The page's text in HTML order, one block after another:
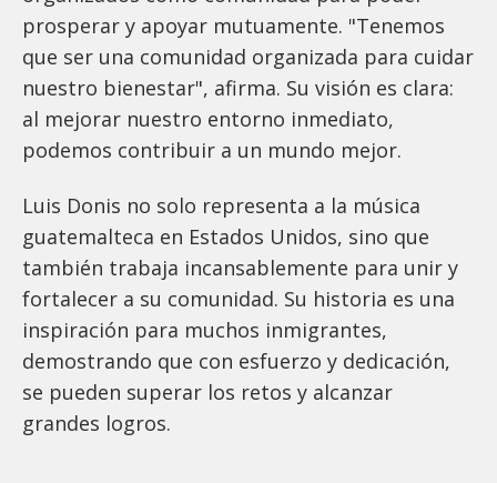
prosperar y apoyar mutuamente. "Tenemos
que ser una comunidad organizada para cuidar
nuestro bienestar", afirma. Su visión es clara:
al mejorar nuestro entorno inmediato,
podemos contribuir a un mundo mejor.
Luis Donis no solo representa a la música
guatemalteca en Estados Unidos, sino que
también trabaja incansablemente para unir y
fortalecer a su comunidad. Su historia es una
inspiración para muchos inmigrantes,
demostrando que con esfuerzo y dedicación,
se pueden superar los retos y alcanzar
grandes logros.